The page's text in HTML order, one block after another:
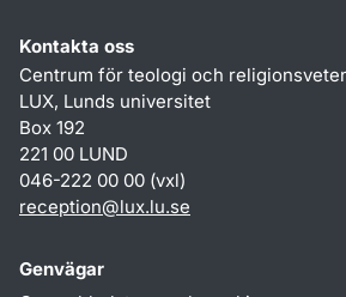
Kontakta oss
Centrum för teologi och
LUX, Lunds universitet
Box 192
221 00 LUND
046-222 00 00 (vxl)
reception@lux.lu.se
Genvägar